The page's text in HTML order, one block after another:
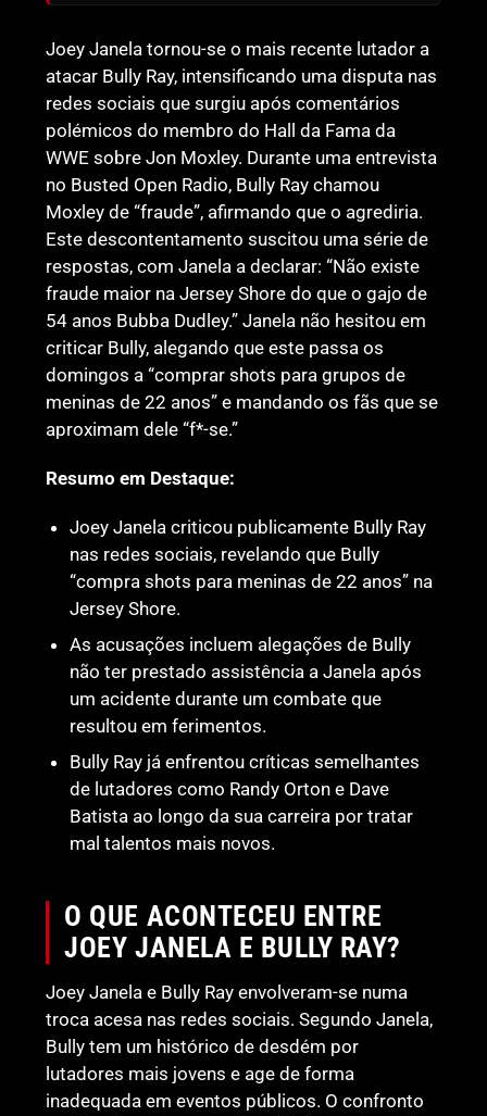
Joey Janela tornou-se o mais recente lutador a
atacar Bully Ray, intensificando uma disputa nas
redes sociais que surgiu após comentários
polémicos do membro do Hall da Fama da
WWE sobre Jon Moxley. Durante uma entrevista
no Busted Open Radio, Bully Ray chamou
Moxley de “fraude”, afirmando que o agrediria.
Este descontentamento suscitou uma série de
respostas, com Janela a declarar: “Não existe
fraude maior na Jersey Shore do que o gajo de
54 anos Bubba Dudley.” Janela não hesitou em
criticar Bully, alegando que este passa os
domingos a “comprar shots para grupos de
meninas de 22 anos” e mandando os fãs que se
aproximam dele “f*-se.”
Resumo em Destaque:
Joey Janela criticou publicamente Bully Ray
nas redes sociais, revelando que Bully
“compra shots para meninas de 22 anos” na
Jersey Shore.
As acusações incluem alegações de Bully
não ter prestado assistência a Janela após
um acidente durante um combate que
resultou em ferimentos.
Bully Ray já enfrentou críticas semelhantes
de lutadores como Randy Orton e Dave
Batista ao longo da sua carreira por tratar
mal talentos mais novos.
O QUE ACONTECEU ENTRE
JOEY JANELA E BULLY RAY?
Joey Janela e Bully Ray envolveram-se numa
troca acesa nas redes sociais. Segundo Janela,
Bully tem um histórico de desdém por
lutadores mais jovens e age de forma
inadequada em eventos públicos. O confronto